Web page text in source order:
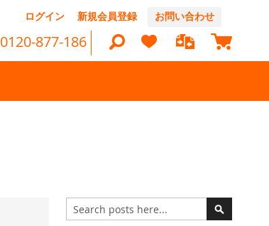
テ
ン
ツ
ログイン 新規会員登録 お問い合わせ
0120-877-186 マイカ
検
索